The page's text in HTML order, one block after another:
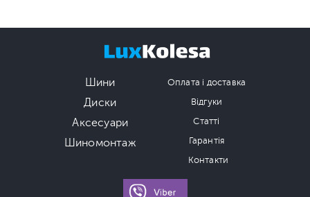
Шини
Диски
Аксесуари
Шиномонтаж
Оплата і доставка
Відгуки
Статті
Гарантія
Контакти